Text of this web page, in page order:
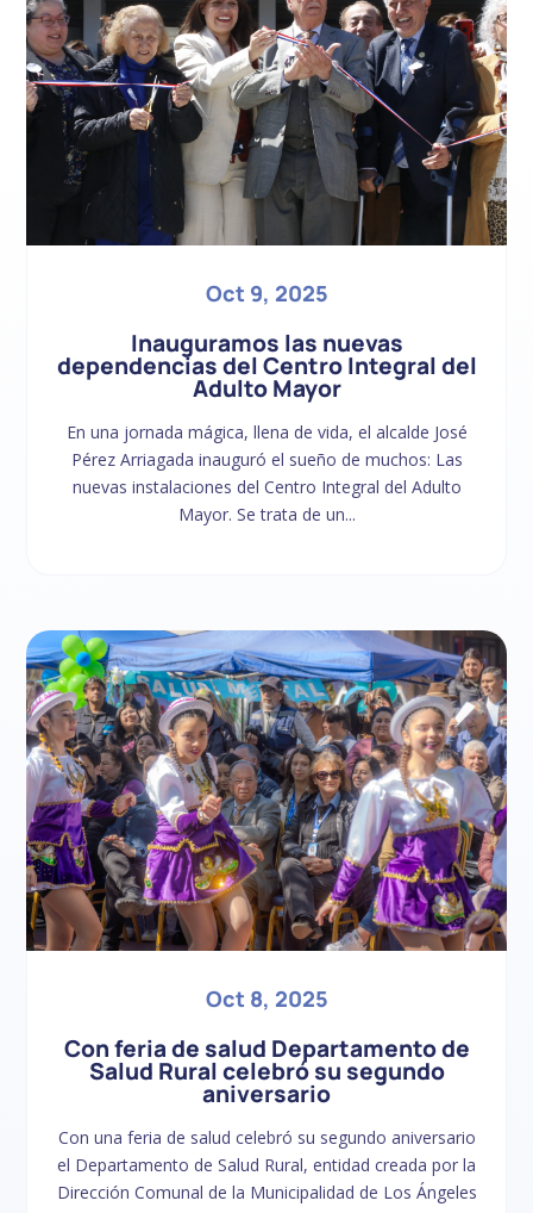
Inauguramos las nuevas
dependencias del Centro Integral del
Adulto Mayor
Oct 9, 2025
En una jornada mágica, llena de vida, el alcalde José
Pérez Arriagada inauguró el sueño de muchos: Las
nuevas instalaciones del Centro Integral del Adulto
Mayor. Se trata de un...
Con feria de salud Departamento de
Salud Rural celebró su segundo
aniversario
Oct 8, 2025
Con una feria de salud celebró su segundo aniversario
el Departamento de Salud Rural, entidad creada por la
Dirección Comunal de la Municipalidad de Los Ángeles